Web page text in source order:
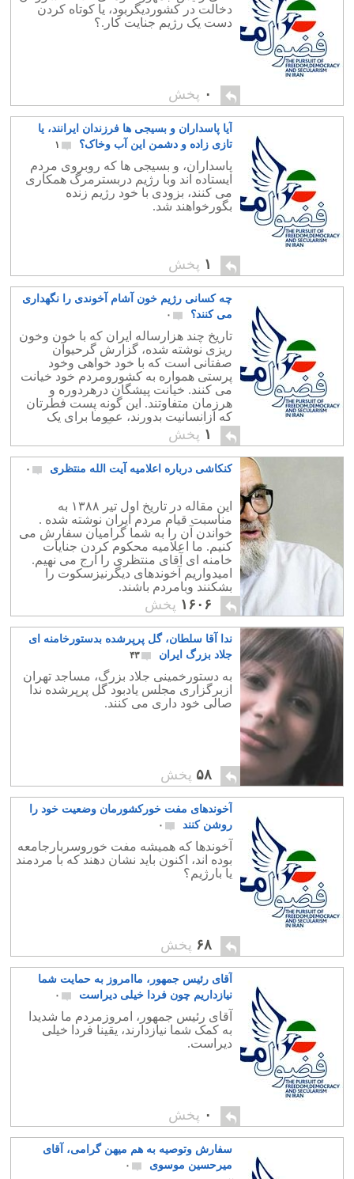
دخالت در کشوردیگربود، یا کوتاه کردن
دست یک رژیم جنایت کار.؟
۰ پخش
آیا پاسداران و بسیجی ها فرزندان ایرانند، یا
تازی زاده و دشمن این آب وخاک؟
۱
پاسداران، و بسیجی ها که روبروی مردم
ایستاده اند وبا رژیم دربسترمرگ همکاری
می کنند، بزودی با خود رژیم زنده
بگورخواهند شد.
۱ پخش
چه کسانی رژیم خون آشام آخوندی را نگهداری
می کنند؟
۰
تاریخ چند هزارساله ایران که با خون وخون
ریزی نوشته شده، گزارش گرحیوان
صفتانی است که با خود خواهی وخود
پرستی همواره به کشورومردم خود خیانت
می کنند. خیانت پیشگان درهردوره و
هرزمان متفاوتند. این گونه پست فطرتان
که ازانسانیت بدورند، عموما برای یک
دستمال تیمچه ای را به آتش می کشند.
دردوران کنونی گروههای […]
۱ پخش
کنکاشی درباره اعلامیه آیت الله منتظری ۰
این مقاله در تاریخ اول تیر ۱۳۸۸ به
مناسبت قیام مردم ایران نوشته شده .
خواندن آن را به شما گرامیان سفارش می
کنیم. ما اعلامیه محکوم کردن جنایات
خامنه ای آقای منتظری را ارج می نهیم.
امیدواریم آخوندهای دیگرنیزسکوت را
بشکنند وبامردم باشند.
۱۶۰۶ پخش
ندا آقا سلطان، گل پرپرشده بدستورخامنه ای
جلاد بزرگ ایران
۴۳
به دستورخمینی جلاد بزرگ، مساجد تهران
ازبرگزاری مجلس یادبود گل پرپرشده ندا
صالی خود داری می کنند.
۵۸ پخش
آخوندهای مفت خورکشورمان وضعیت خود را
روشن کنند
۰
آخوندها که همیشه مفت خوروسربارجامعه
بوده اند، اکنون باید نشان دهند که با مردمند
یا بارژیم؟
۶۸ پخش
آقای رئیس جمهور، ماامروز به حمایت شما
نیازداریم چون فردا خیلی دیراست
۰
آقای رئیس جمهور، امروزمردم ما شدیدا
به کمک شما نیازدارند، یقینا فردا خیلی
دیراست.
۰ پخش
سفارش وتوصیه به هم میهن گرامی، آقای
میرحسین موسوی
۰